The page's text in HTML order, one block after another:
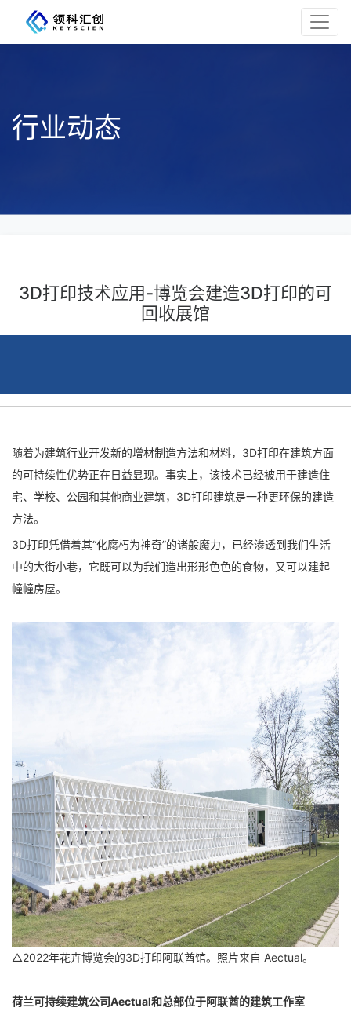
行业动态
3D打印技术应用-博览会建造3D打印的可
回收展馆
随着为建筑行业开发新的增材制造方法和材料，3D打印在建筑方面
的可持续性优势正在日益显现。事实上，该技术已经被用于建造住
宅、学校、公园和其他商业建筑，3D打印建筑是一种更环保的建造
方法。
3D打印凭借着其“化腐朽为神奇”的诸般魔力，已经渗透到我们生活
中的大街小巷，它既可以为我们造出形形色色的食物，又可以建起
幢幢房屋。
△2022年花卉博览会的3D打印阿联酋馆。照片来自 Aectual。
荷兰可持续建筑公司Aectual和总部位于阿联酋的建筑工作室